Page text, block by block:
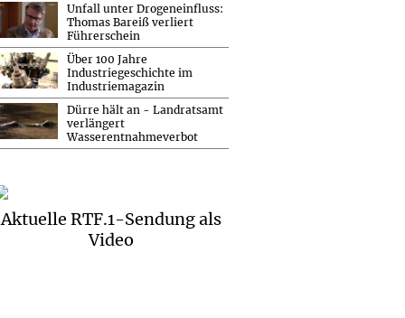
Unfall unter Drogeneinfluss:
Thomas Bareiß verliert
Führerschein
Über 100 Jahre
Industriegeschichte im
Industriemagazin
Dürre hält an - Landratsamt
verlängert
Wasserentnahmeverbot
Aktuelle RTF.1-Sendung als
Video